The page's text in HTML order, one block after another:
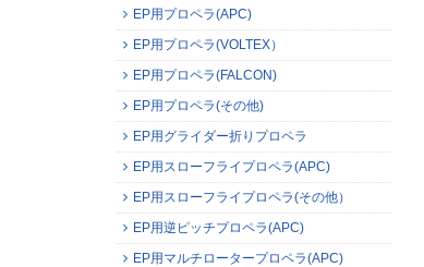
EP用プロペラ(APC)
EP用プロペラ(VOLTEX）
EP用プロペラ(FALCON)
EP用プロペラ(その他)
EP用グライダー折りプロペラ
EP用スローフライプロペラ(APC)
EP用スローフライプロペラ(その他）
EP用逆ピッチプロペラ(APC)
EP用マルチロータープロペラ(APC)